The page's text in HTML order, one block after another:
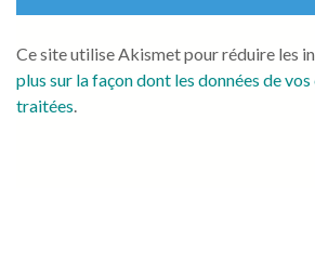
Ce site utilise Akismet pour réduire les
plus sur la façon dont les données de
traitées